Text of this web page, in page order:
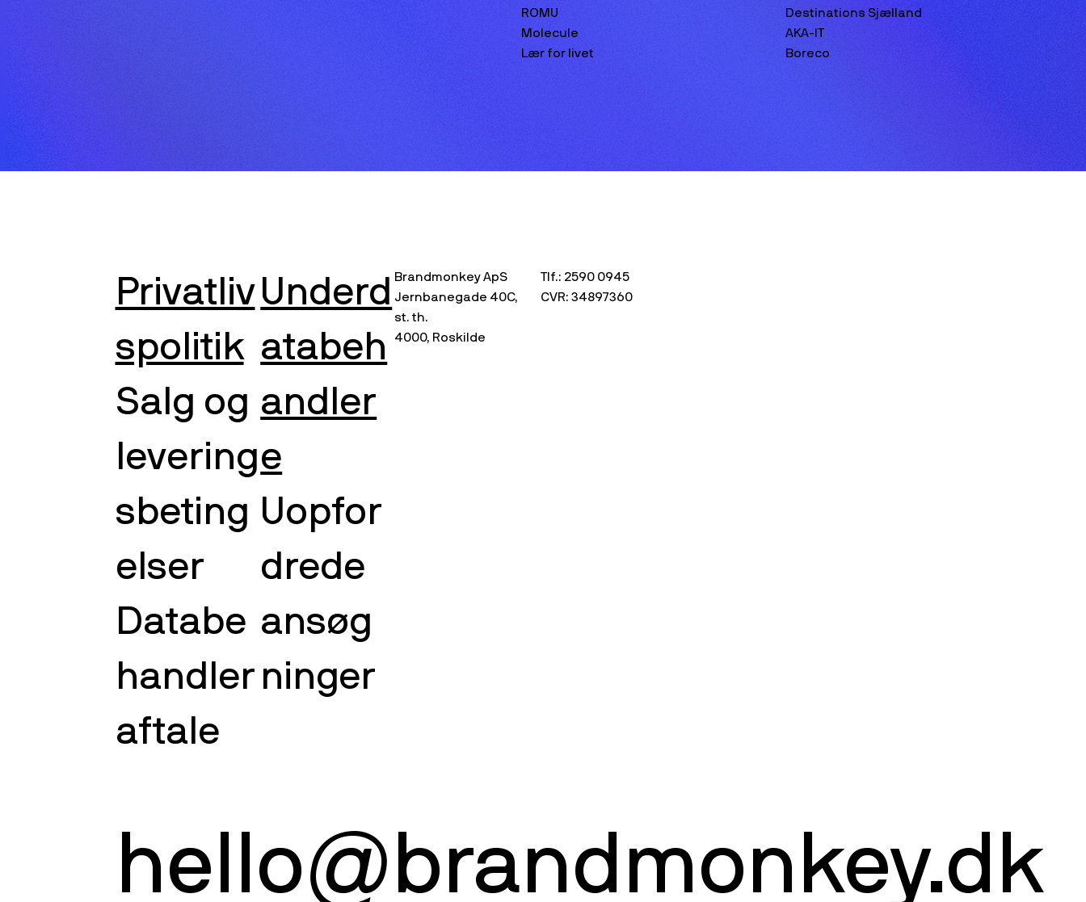
ROMU
Molecule
Lær for livet
Destinations Sjælland
AKA-IT
Boreco
Privatliv
spolitik
Salg og
levering
sbeting
elser
Databe
handler
aftale
Underd
atabeh
andler
e
Uopfor
drede
ansøg
ninger
Brandmonkey ApS
Jernbanegade 40C,
st. th.
4000, Roskilde
Tlf.: 2590 0945
CVR: 34897360
hello@brandmonkey.dk